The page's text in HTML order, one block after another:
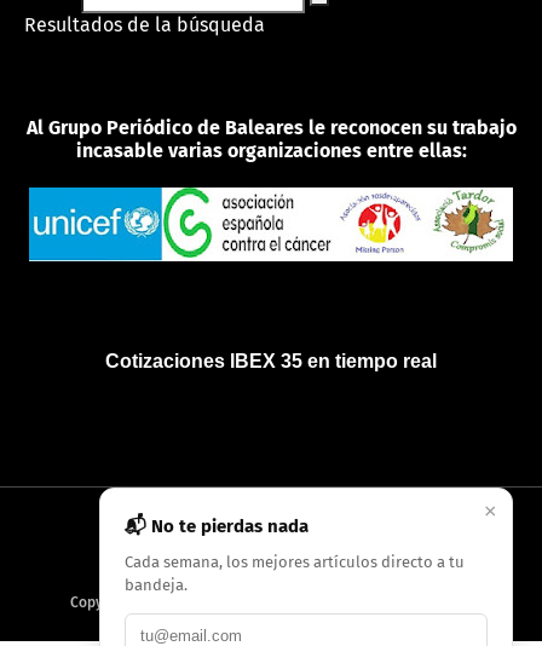
Resultados de la búsqueda
Al Grupo Periódico de Baleares le reconocen su trabajo
incasable varias organizaciones entre ellas:
Cotizaciones IBEX 35 en tiempo real
INICIO QUIÉNES SOMOS POLÍTICA DE PRIVACIDAD
Copyright
×
📬 No te pierdas nada
Cada semana, los mejores artículos directo a tu
bandeja.